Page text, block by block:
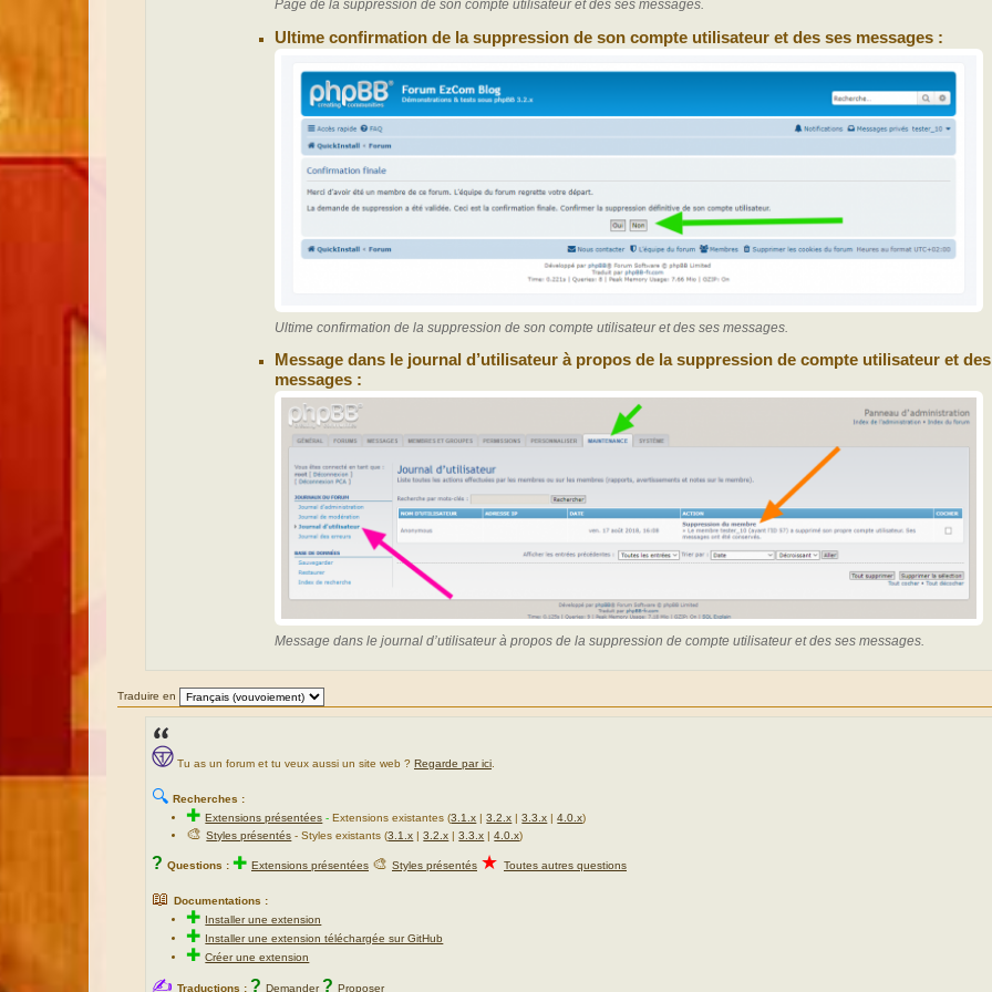
Page de la suppression de son compte utilisateur et des ses messages.
Ultime confirmation de la suppression de son compte utilisateur et des ses messages :
Ultime confirmation de la suppression de son compte utilisateur et des ses messages.
Message dans le journal d’utilisateur à propos de la suppression de compte utilisateur et
messages :
Message dans le journal d’utilisateur à propos de la suppression de compte utilisateur et des ses messages.
Traduire en
Tu as un forum et tu veux aussi un site web ? Regarde par ici
🔍 Recherches :
✚Extensions présentées -Extensions existantes (3.1.x |3.2.x |3.3.x |4.0.x)
🎨Styles présentés - Styles existants (3.1.x |3.2.x |3.3.x |4.0.x)
? Questions : ✚ Extensions présentées 🎨 Styles présentés ★ Toutes autres questions
📖 Documentations :
✚ Installer une extension
✚ Installer une extension téléchargée sur GitHub
✚Créer une extension
✍ Traductions : ? Demander ? Proposer